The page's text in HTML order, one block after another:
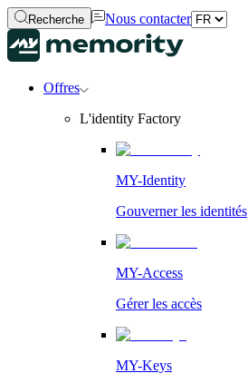
Recherche Nous contacter
Offres
L'identity Factory
MY-Identity
Gouverner les identités
MY-Access
Gérer les accès
MY-Keys